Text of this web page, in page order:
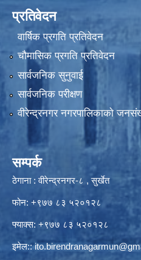
प्रतिवेदन
वार्षिक प्रगति प्रतिवेदन
चौमासिक प्रगति प्रतिवेदन
सार्वजनिक सुनुवाई
सार्वजनिक परीक्षण
वीरेन्द्रनगर नगरपालिकाकाे
सम्पर्क
ठेगाना : वीरेन्द्रनगर-८ , सुर्खेत
फोन: +९७७ ८३ ५२०१२८
फ्याक्स: +९७७ ८३ ५२०१२८
इमेल::